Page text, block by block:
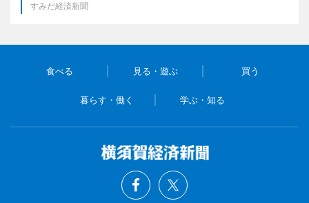
すみだ経済新聞
食べる 見る・遊ぶ 買う
暮らす・働く 学ぶ・知る